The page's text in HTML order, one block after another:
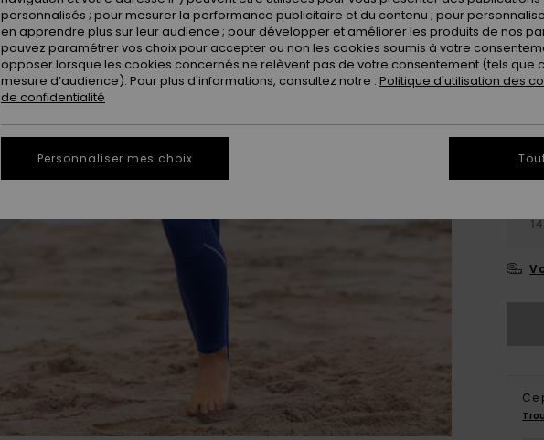
2
14
Ce
personnalisés ; pour mesurer la performance publicitaire et du contenu ; pour
en apprendre plus sur leur audience ; pour développer et améliorer les produits de nos
pouvez paramétrer vos choix pour accepter ou non les cookies soumis à votre
opposer lorsque les cookies concernés ne relèvent pas de votre consentement (tels que
mesure d’audience). Pour plus d'informations, consultez notre : Politique d'utilisation des
de confidentialité
Personnaliser mes choix